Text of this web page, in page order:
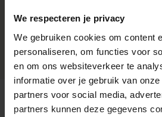
We respecteren je privacy
We gebruiken cookies om content
personaliseren, om functies voor
en om ons websiteverkeer te
informatie over je gebruik van
partners voor social media,
partners kunnen deze gegevens
STOFSTAAL MEMBER 162
VANAF € 0,99
ONZE